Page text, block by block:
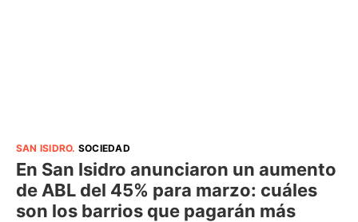
SAN ISIDRO. SOCIEDAD
En San Isidro anunciaron un aumento
de ABL del 45% para marzo: cuáles
son los barrios que pagarán más